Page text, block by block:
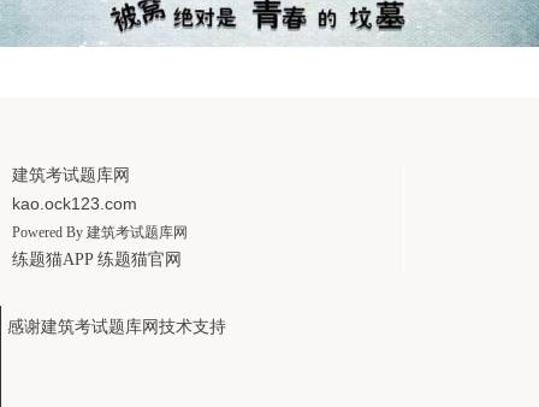
建筑考试题库网
kao.ock123.com
Powered By 建筑考试题库网
练题猫APP 练题猫官网
感谢建筑考试题库网技术支持